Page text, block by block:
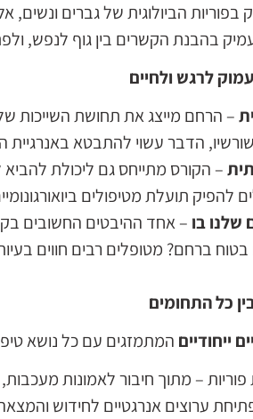
בפוריות הביולוגית של גברים
בהבנת הקשרים בין גוף לנפש,
לרגש ולחיים
– הרחם מייצג את תחושת השייכות
הדבר עשוי להתבטא באנרגיית
– הקורס מתייחס גם ליכולת
להפיק תועלת מטיפולים
שלנו בו – אחד ההיבטים החשובים
ברחם? מטופלים רבים חווים
כל התחומים
ייחודיים המתמזגים עם כל נושא
פוריות – מתוך חיבור לאמונות
ערוצים אנרגטיים לחידוש